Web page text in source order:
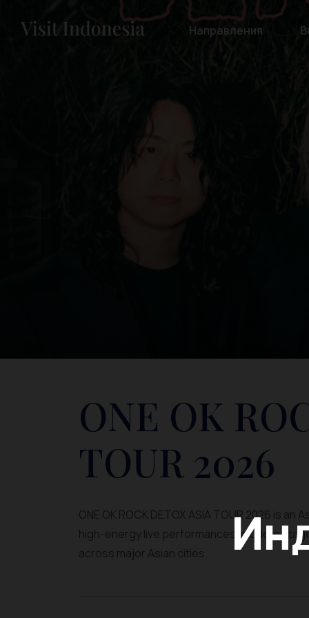
Направления
ONE OK
TOUR 2026
ONE OK ROCK DETOX ASIA TOUR 2026 is
high-energy live performances, modern
across major Asian cities.